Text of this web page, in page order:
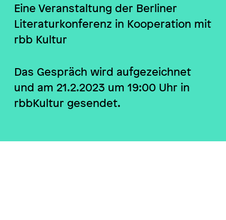
Eine Veranstaltung der Berliner
Literaturkonferenz in Kooperation mit
rbb Kultur
Das Gespräch wird aufgezeichnet
und am 21.2.2023 um 19:00 Uhr in
rbbKultur gesendet.